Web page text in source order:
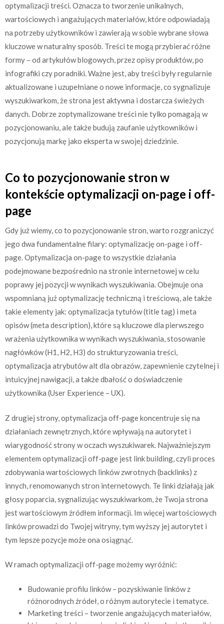
optymalizacji treści. Oznacza to tworzenie unikalnych,
wartościowych i angażujących materiałów, które odpowiadają
na potrzeby użytkowników i zawierają w sobie wybrane słowa
kluczowe w naturalny sposób. Treści te mogą przybierać różne
formy – od artykułów blogowych, przez opisy produktów, po
infografiki czy poradniki. Ważne jest, aby treści były regularnie
aktualizowane i uzupełniane o nowe informacje, co sygnalizuje
wyszukiwarkom, że strona jest aktywna i dostarcza świeżych
danych. Dobrze zoptymalizowane treści nie tylko pomagają w
pozycjonowaniu, ale także budują zaufanie użytkowników i
pozycjonują markę jako eksperta w swojej dziedzinie.
Co to pozycjonowanie stron w
kontekście optymalizacji on-page i off-
page
Gdy już wiemy, co to pozycjonowanie stron, warto rozgraniczyć
jego dwa fundamentalne filary: optymalizację on-page i off-
page. Optymalizacja on-page to wszystkie działania
podejmowane bezpośrednio na stronie internetowej w celu
poprawy jej pozycji w wynikach wyszukiwania. Obejmuje ona
wspomnianą już optymalizację techniczną i treściową, ale także
takie elementy jak: optymalizacja tytułów (title tag) i meta
opisów (meta description), które są kluczowe dla pierwszego
wrażenia użytkownika w wynikach wyszukiwania, stosowanie
nagłówków (H1, H2, H3) do strukturyzowania treści,
optymalizacja atrybutów alt dla obrazów, zapewnienie czytelnej i
intuicyjnej nawigacji, a także dbałość o doświadczenie
użytkownika (User Experience – UX).
Z drugiej strony, optymalizacja off-page koncentruje się na
działaniach zewnętrznych, które wpływają na autorytet i
wiarygodność strony w oczach wyszukiwarek. Najważniejszym
elementem optymalizacji off-page jest link building, czyli proces
zdobywania wartościowych linków zwrotnych (backlinks) z
innych, renomowanych stron internetowych. Te linki działają jak
głosy poparcia, sygnalizując wyszukiwarkom, że Twoja strona
jest wartościowym źródłem informacji. Im więcej wartościowych
linków prowadzi do Twojej witryny, tym wyższy jej autorytet i
tym lepsze pozycje może ona osiągnąć.
W ramach optymalizacji off-page możemy wyróżnić:
Budowanie profilu linków – pozyskiwanie linków z
różnorodnych źródeł, o różnym autorytecie i tematyce.
Marketing treści – tworzenie angażujących materiałów,